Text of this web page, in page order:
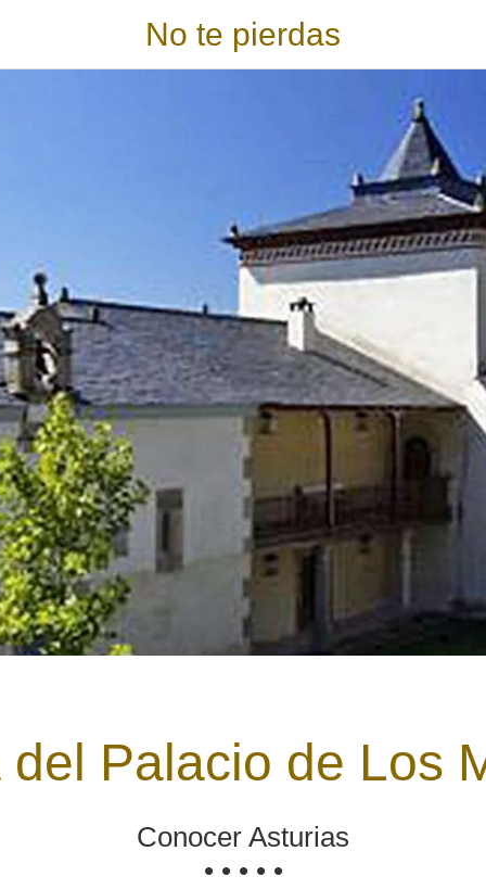
No te pierdas
del Palacio de Los
Conocer Asturias
• • • • •